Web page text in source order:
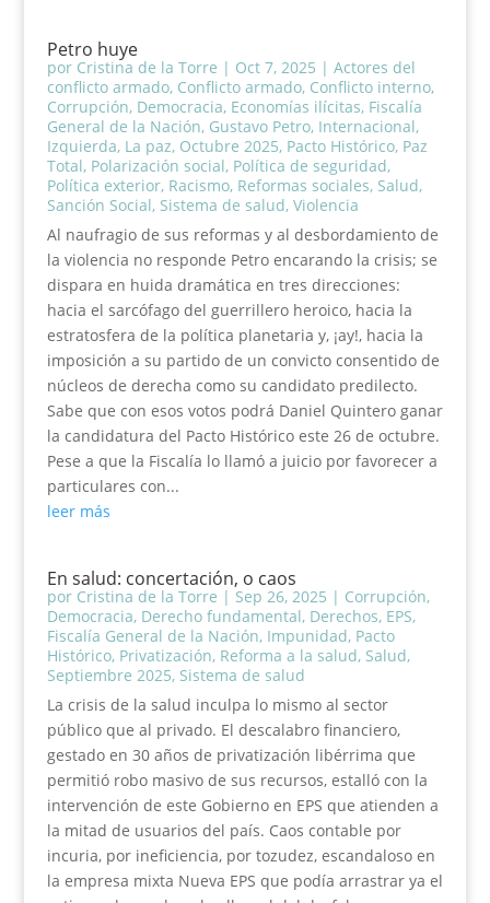
Petro huye
por Cristina de la Torre | Oct 7, 2025 | Actores del
conflicto armado, Conflicto armado, Conflicto interno,
Corrupción, Democracia, Economías ilícitas, Fiscalía
General de la Nación, Gustavo Petro, Internacional,
Izquierda, La paz, Octubre 2025, Pacto Histórico, Paz
Total, Polarización social, Política de seguridad,
Política exterior, Racismo, Reformas sociales, Salud,
Sanción Social, Sistema de salud, Violencia
Al naufragio de sus reformas y al desbordamiento de
la violencia no responde Petro encarando la crisis; se
dispara en huida dramática en tres direcciones:
hacia el sarcófago del guerrillero heroico, hacia la
estratosfera de la política planetaria y, ¡ay!, hacia la
imposición a su partido de un convicto consentido de
núcleos de derecha como su candidato predilecto.
Sabe que con esos votos podrá Daniel Quintero ganar
la candidatura del Pacto Histórico este 26 de octubre.
Pese a que la Fiscalía lo llamó a juicio por favorecer a
particulares con...
leer más
En salud: concertación, o caos
por Cristina de la Torre | Sep 26, 2025 | Corrupción,
Democracia, Derecho fundamental, Derechos, EPS,
Fiscalía General de la Nación, Impunidad, Pacto
Histórico, Privatización, Reforma a la salud, Salud,
Septiembre 2025, Sistema de salud
La crisis de la salud inculpa lo mismo al sector
público que al privado. El descalabro financiero,
gestado en 30 años de privatización libérrima que
permitió robo masivo de sus recursos, estalló con la
intervención de este Gobierno en EPS que atienden a
la mitad de usuarios del país. Caos contable por
incuria, por ineficiencia, por tozudez, escandaloso en
la empresa mixta Nueva EPS que podía arrastrar ya el